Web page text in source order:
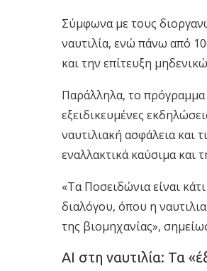
Σύμφωνα με τους
ναυτιλία, ενώ πάνω από
και την επίτευξη
Παράλληλα, το
εξειδικευμένες
ναυτιλιακή ασφάλεια και
εναλλακτικά καύσιμα
«Τα Ποσειδώνια είναι
διαλόγου, όπου η
της βιομηχανίας»,
AI στη ναυτιλία: Τα